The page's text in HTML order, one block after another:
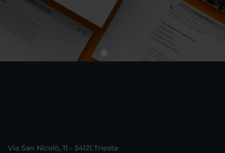
Via San Nicolò, 11 - 34121 Trieste